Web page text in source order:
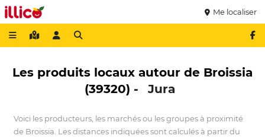
Me localiser
Les produits locaux autour de Broissia
(39320) -
Jura
Voici les producteurs, les marchés ou les groupes à proximité
de Broissia. Les distances indiquées sont calculés à partir du